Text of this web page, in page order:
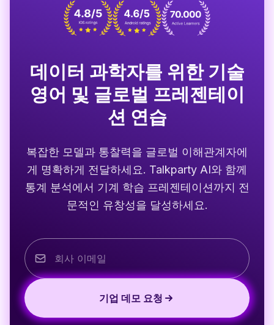
데이터 과학자를 위한 기술
영어 및 글로벌 프레젠테이
션 연습
복잡한 모델과 통찰력을 글로벌 이해관계자에
게 명확하게 전달하세요. Talkparty AI와 함께
통계 분석에서 기계 학습 프레젠테이션까지 전
문적인 유창성을 달성하세요.
기업 데모 요청